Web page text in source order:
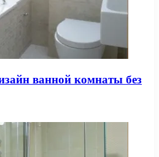
ванной комнаты без